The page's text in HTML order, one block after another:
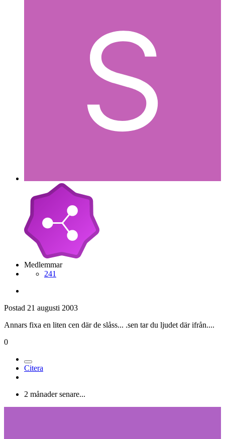
Medlemmar
241
Postad 21 augusti 2003
Annars fixa en liten cen där de slåss... .sen tar du ljudet där ifrån....
0
Citera
2 månader senare...